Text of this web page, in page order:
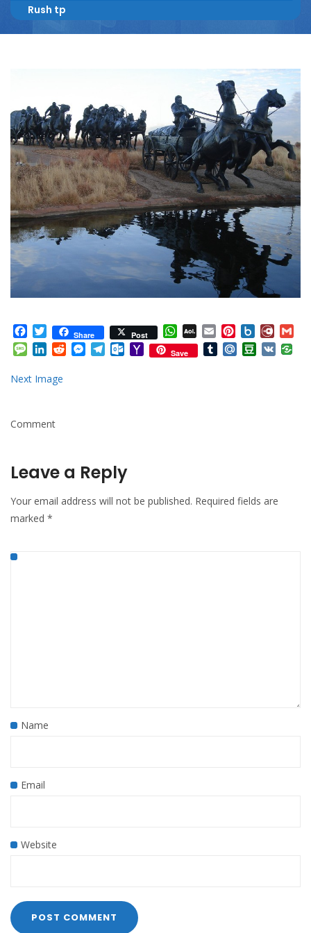
Rush tp
Facebook
TwitterShare Post WhatsApp
AOL
Mail
Email Pinterest
Box.net
Message
LinkedInRedditMessenger
TelegramOutlook.com
YahooSave TumblrMail.RuDouban
VK
Next Image
Comment
Leave a Reply
Your email address will not be published. Required fields are
marked *
Name
Email
Website